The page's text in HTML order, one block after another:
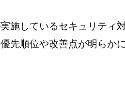
施しているセキュリティ
先順位や改善点が明らかに